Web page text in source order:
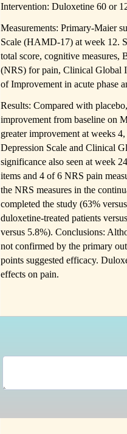
Intervention: Duloxetine 60 or
Measurements: Primary-Maier
Scale (HAMD-17) at week 12.
total score, cognitive
(NRS) for pain, Clinical Global
of Improvement in acute phase
Results: Compared with
improvement from baseline on
greater improvement at weeks
Depression Scale and Clinical
significance also seen at week
items and 4 of 6 NRS pain
the NRS measures in the
completed the study (63%
duloxetine-treated patients
versus 5.8%). Conclusions:
not confirmed by the primary
points suggested efficacy.
effects on pain.